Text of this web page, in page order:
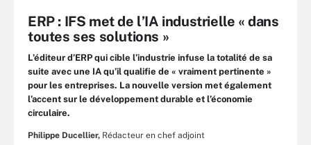
ERP : IFS met de l’IA industrielle « dans
toutes ses solutions »
L’éditeur d’ERP qui cible l’industrie infuse la totalité de sa
suite avec une IA qu’il qualifie de « vraiment pertinente »
pour les entreprises. La nouvelle version met également
l’accent sur le développement durable et l’économie
circulaire.
Philippe Ducellier, Rédacteur en chef adjoint